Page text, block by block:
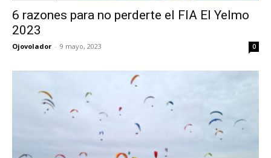
6 razones para no perderte el FIA El Yelmo
2023
Ojovolador - 9 mayo, 2023 0